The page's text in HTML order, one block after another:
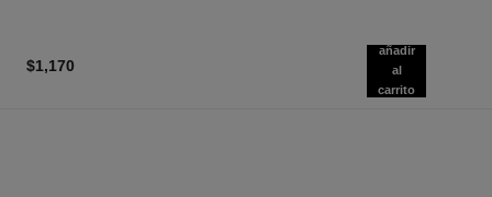
$1,170
añadir
al
carrito